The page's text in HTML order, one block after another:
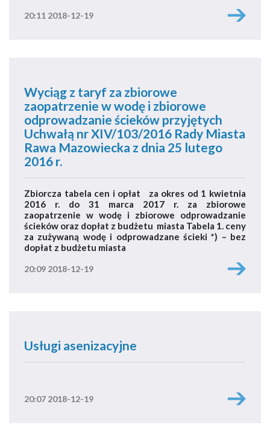
20:11 2018-12-19
Wyciąg z taryf za zbiorowe
zaopatrzenie w wodę i zbiorowe
odprowadzanie ścieków przyjętych
Uchwałą nr XIV/103/2016 Rady Miasta
Rawa Mazowiecka z dnia 25 lutego
2016 r.
Zbiorcza tabela cen i opłat za okres od 1 kwietnia
2016 r. do 31 marca 2017 r. za zbiorowe
zaopatrzenie w wodę i zbiorowe odprowadzanie
ścieków oraz dopłat z budżetu miasta Tabela 1. ceny
za zużywaną wodę i odprowadzane ścieki *) – bez
dopłat z budżetu miasta
20:09 2018-12-19
Usługi asenizacyjne
20:07 2018-12-19